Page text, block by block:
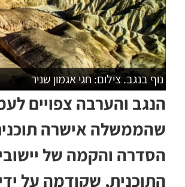
נוף בנגב. צילום: חגי אגמון שניר
הנגב והערבה צפויים
הסדרה והקמה של
התוכנית, שקודמה על